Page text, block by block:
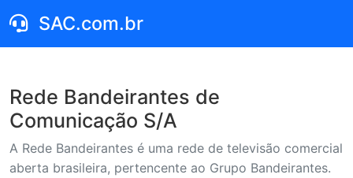
SAC.com.br
Rede Bandeirantes de
Comunicação S/A
A Rede Bandeirantes é uma rede de televisão comercial
aberta brasileira, pertencente ao Grupo Bandeirantes.